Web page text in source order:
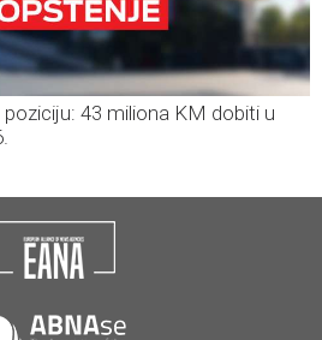
43 miliona KM dobiti u